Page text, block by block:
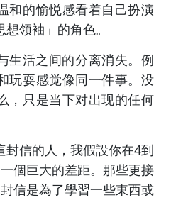
和的愉悦感看着自己扮演
想领袖」的角色。
活之间的分离消失。例
玩耍感觉像同一件事。没
，只是当下对出现的任何
封信的人，我假設你在4到
個巨大的差距。那些更接
信是為了學習一些東西或